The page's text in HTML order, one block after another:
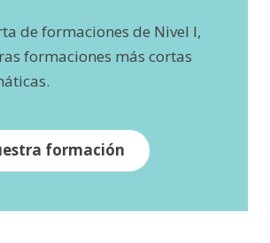
de formaciones de Nivel I,
formaciones más cortas
formación